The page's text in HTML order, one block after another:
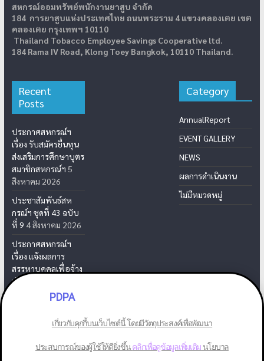
สหกรณ์ออมทรัพย์พนักงานยาสูบ จำกัด
184 การยาสูบแห่งประเทศไทย ถนนพระราม 4 แขวงคลองเตย เขต
คลองเตย กรุงเทพฯ 10110
Thailand Tobacco Employee Savings Cooperative ltd.
184 Rama IV Road, Klong Toey Bangkok, 10110 Thailand.
Recent
Posts
ประกาศสหกรณ์ฯ
เรื่อง รับสมัครยื่นทุน
ส่งเสริมการศึกษาบุตร
สมาชิกสหกรณ์ฯ 5
สิงหาคม 2026
ประชาสัมพันธ์สห
กรณ์ฯ ชุดที่ 43 ฉบับ
ที่ 9 4 สิงหาคม 2026
ประกาศสหกรณ์ฯ
เรื่อง แจ้งผลการ
สรรหาบุคคลเพื่อจ้าง
เป็นเจ้าหน้าที่สห
31 กรกฎาคม
Category
AnnualReport
EVENT GALLERY
NEWS
ผลการดำเนินงาน
ไม่มีหมวดหมู่
PDPA
เกี่ยวกับคุกกี้บนเว็บไซต์นี้ โดยมีวัตถุประสงค์เพื่อพัฒนา
ประสบการณ์ของผู้ใช้ให้ดียิ่งขึ้นคลิกเพื่อดูข้อมูลเพิ่มเติม นโยบาล